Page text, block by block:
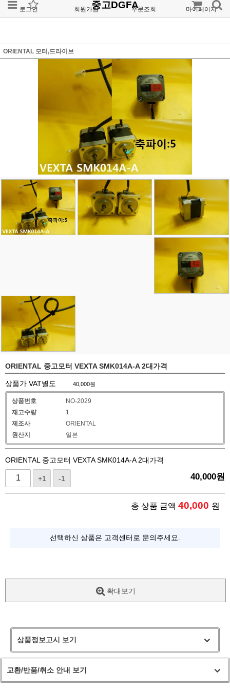
로그인 회원가입 주문조회 마이페이지
중고DGFA
ORIENTAL 모터,드라이브
ORIENTAL 중고모터 VEXTA SMK014A-A 2대가격
상품가 VAT별도 40,000원
상품번호
NO-2029
재고수량
1
제조사
ORIENTAL
원산지
일본
ORIENTAL 중고모터 VEXTA SMK014A-A 2대가격
+1 -1 40,000원
총 상품 금액 40,000 원
선택하신 상품은 고객센터로 문의주세요.
확대보기
상품정보고시 보기
교환/반품/취소 안내 보기